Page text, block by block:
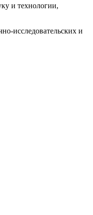
и технологии,
исследовательских и